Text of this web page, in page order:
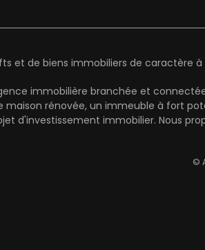
et de biens immobiliers de caractère
immobilière branchée et
rénovée, un immeuble à fort
d'investissement immobilier. Nous
©